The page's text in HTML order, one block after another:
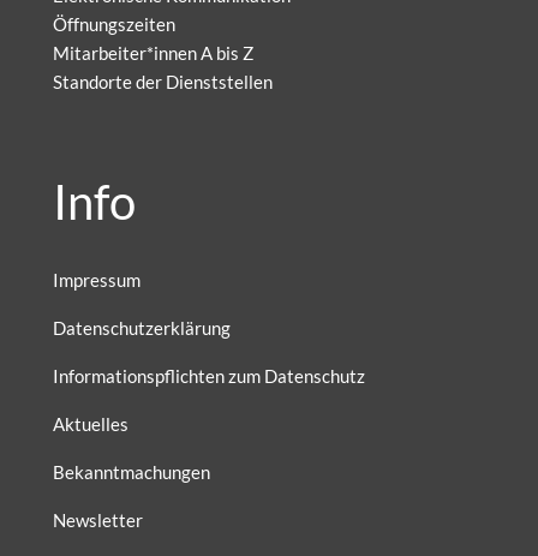
Öffnungszeiten
Mitarbeiter*innen A bis Z
Standorte der Dienststellen
Info
Impressum
Datenschutzerklärung
Informationspflichten zum Datenschutz
Aktuelles
Bekanntmachungen
Newsletter